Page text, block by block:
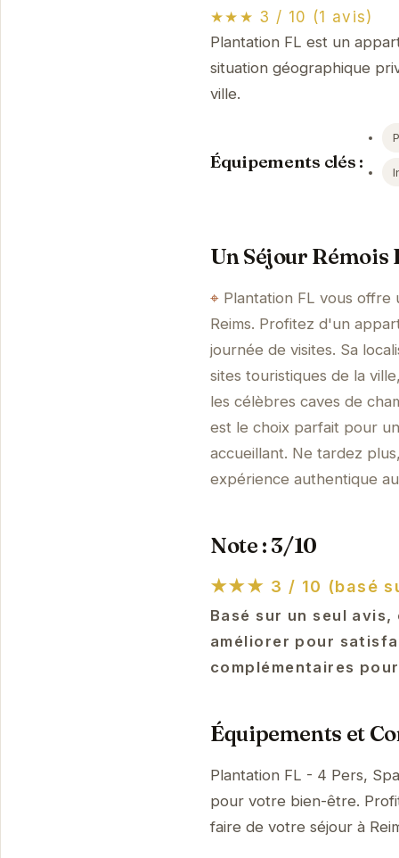
★★★ 3 / 10 (1 avis)
Plantation FL est un
situation géographique
ville.
Équipements clés :
Un Séjour
Plantation FL vous
Reims. Profitez d'un
journée de visites. Sa
sites touristiques de la
les célèbres caves de
est le choix parfait pour
accueillant. Ne tardez
expérience authentique
Note : 3/10
★★★ 3 / 10 (basé
Basé sur un seul
améliorer pour
complémentaires
Équipements et
Plantation FL - 4 Pers,
pour votre bien-être.
faire de votre séjour à